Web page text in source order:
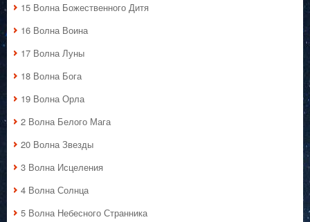
15 Волна Божественного Дитя
16 Волна Воина
17 Волна Луны
18 Волна Бога
19 Волна Орла
2 Волна Белого Мага
20 Волна Звезды
3 Волна Исцеления
4 Волна Солнца
5 Волна Небесного Странника